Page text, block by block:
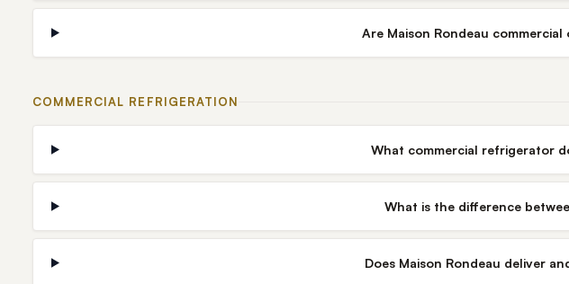
Are Maison Rondeau
COMMERCIAL REFRIGERATION
What commercial refrigerator
What is the difference
Does Maison Rondeau deliver